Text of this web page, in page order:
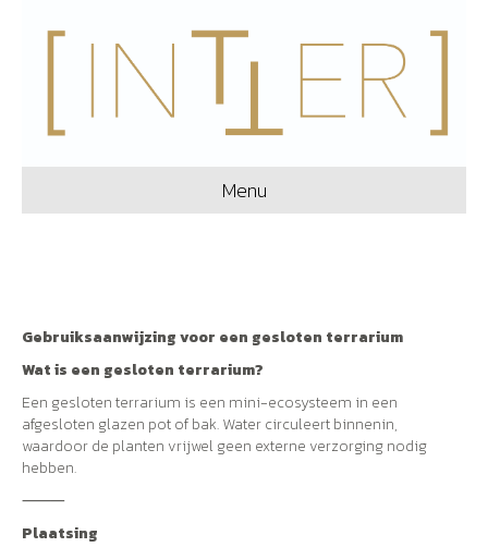
Menu
Gebruiksaanwijzing voor een gesloten terrarium
Wat is een gesloten terrarium?
Een gesloten terrarium is een mini-ecosysteem in een
afgesloten glazen pot of bak. Water circuleert binnenin,
waardoor de planten vrijwel geen externe verzorging nodig
hebben.
⸻
Plaatsing